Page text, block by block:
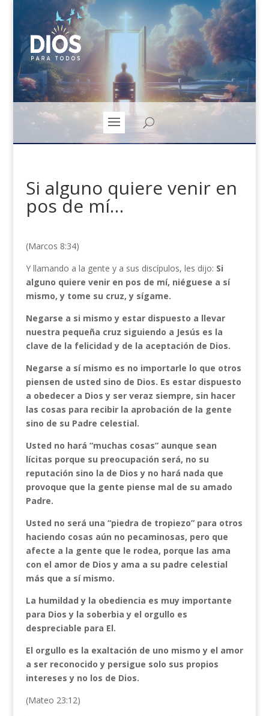
Si alguno quiere venir en
pos de mí…
(Marcos 8:34)
Y llamando a la gente y a sus discípulos, les dijo: Si
alguno quiere venir en pos de mí, niéguese a sí
mismo, y tome su cruz, y sígame.
Negarse a si mismo y estar dispuesto a llevar
nuestra pequeña cruz siguiendo a Jesús es la
clave de la felicidad y de la aceptación de Dios.
Negarse a sí mismo es no importarle lo que otros
piensen de usted sino de Dios. Es estar dispuesto
a obedecer a Dios y ser veraz siempre, sin hacer
las cosas para recibir la aprobación de la gente
sino de su Padre celestial.
Usted no hará “muchas cosas” aunque sean
lícitas porque su preocupación será, no su
reputación sino la de Dios y no hará nada que
provoque que la gente piense mal de su amado
Padre.
Usted no será una “piedra de tropiezo” para otros
haciendo cosas aún no pecaminosas, pero que
afecte a la gente que le rodea, porque las ama
con el amor de Dios y ama a su padre celestial
más que a sí mismo.
La humildad y la obediencia es muy importante
para Dios y la soberbia y el orgullo es
despreciable para El.
El orgullo es la exaltación de uno mismo y el amor
a ser reconocido y persigue solo sus propios
intereses y no los de Dios.
(Mateo 23:12)